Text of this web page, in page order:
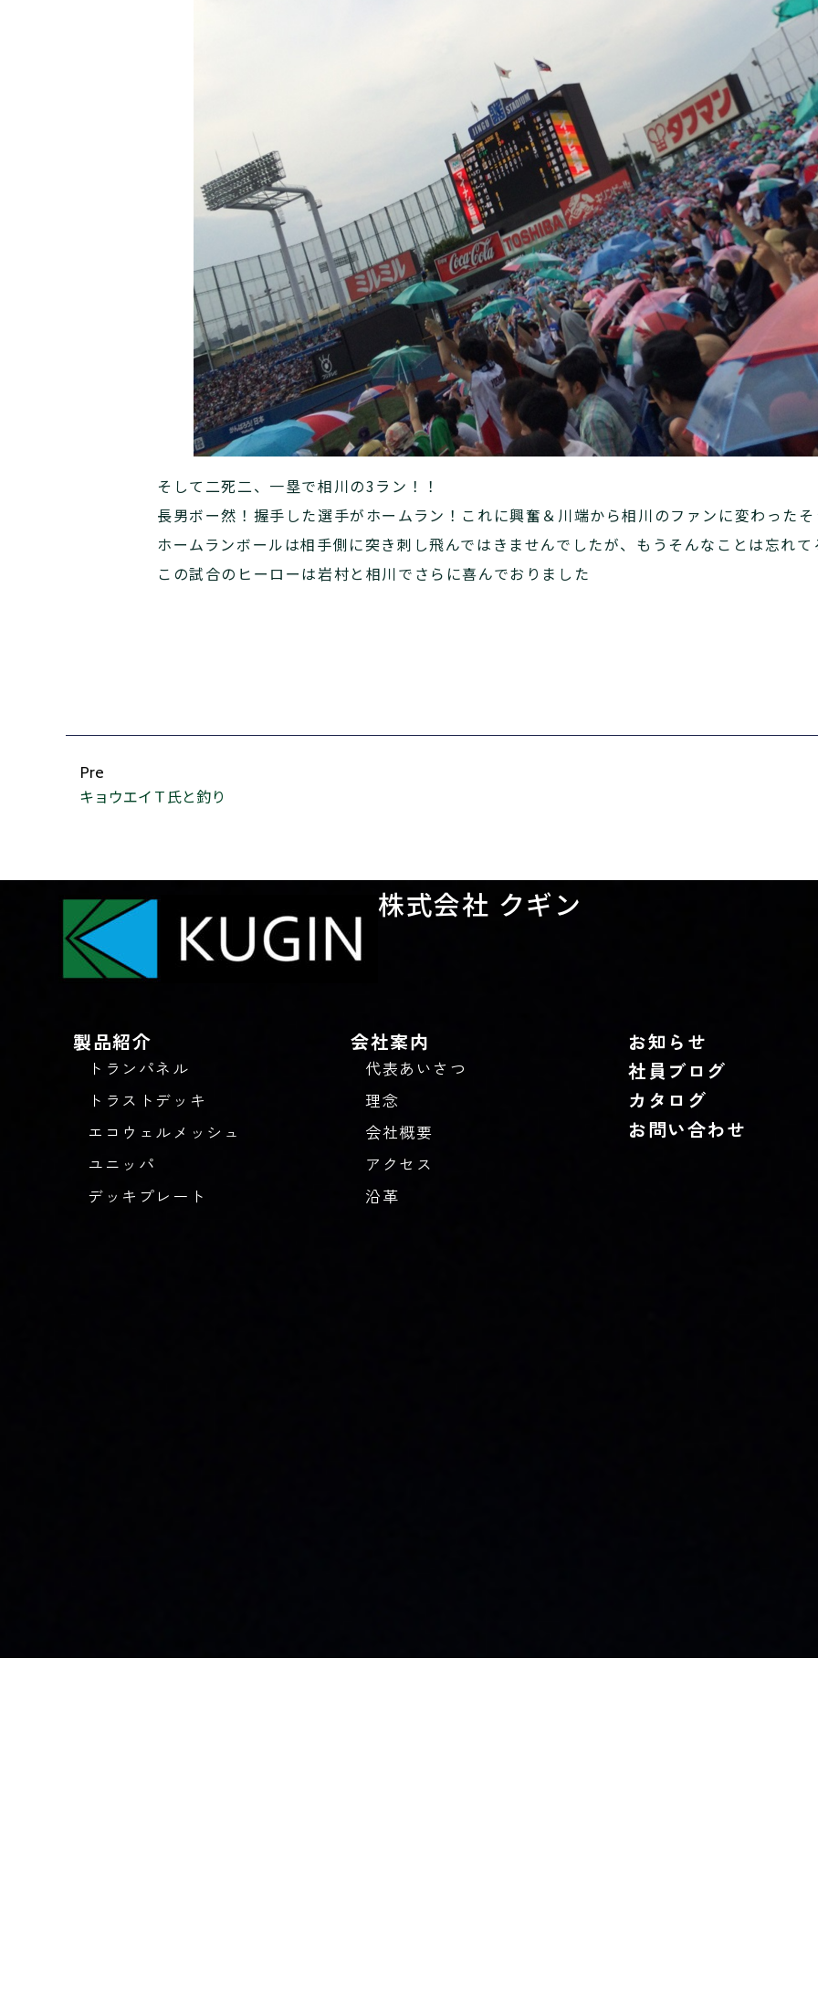
そして二死二、一塁で相川の3ラン！！
長男ボー然！握手した選手がホームラン！これに興奮＆川端から相川のファンに変わった
ホームランボールは相手側に突き刺し飛んではきませんでしたが、もうそんなことは忘れ
この試合のヒーローは岩村と相川でさらに喜んでおりました
Pre
キョウエイＴ氏と釣り
株式会社 クギン
製品紹介
トランパネル
トラストデッキ
エコウェルメッシュ
ユニッパ
デッキプレート
会社案内
代表あいさつ
理念
会社概要
アクセス
沿革
お知らせ
社員ブログ
カタログ
お問い合わせ